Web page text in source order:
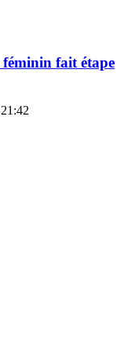
fait étape